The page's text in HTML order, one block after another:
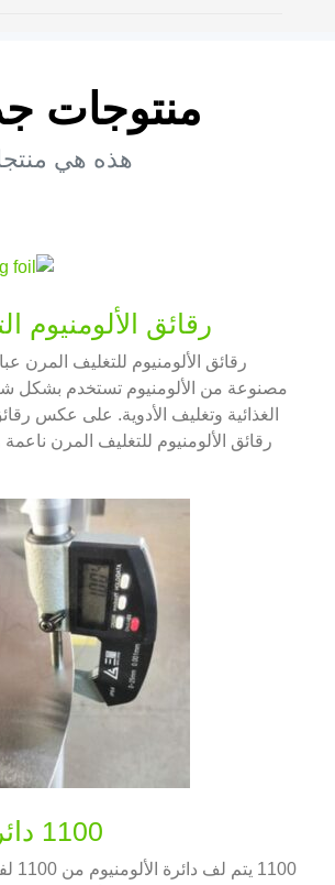
منتوجات
هذه هي
رقائق الألومنيوم
رقائق الألومنيوم للتغليف المرن
مصنوعة من الألومنيوم تستخدم بشكل
الغذائية وتغليف الأدوية. على عكس
رقائق الألومنيوم للتغليف المرن
1100 دائرة الألومنيوم